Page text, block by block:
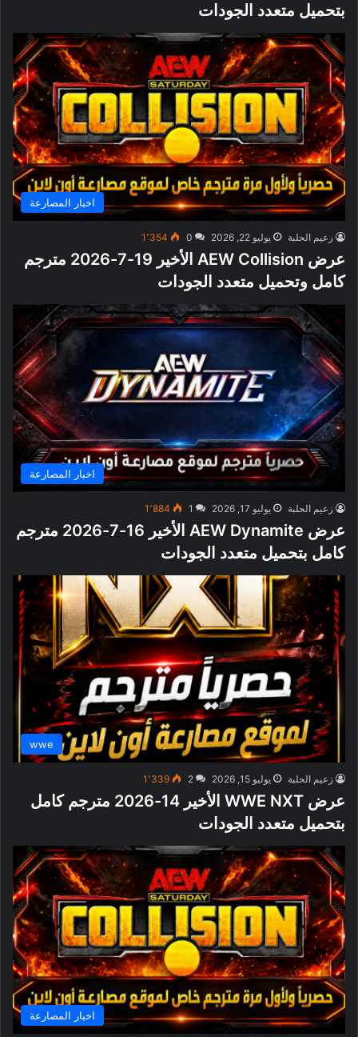
بتحميل متعدد الجودات
اخبار المصارعة
زعيم الحلبة يوليو 22, 2026 0 1٬354
عرض AEW Collision الأخير 19-7-2026 مترجم
كامل وتحميل متعدد الجودات
اخبار المصارعة
زعيم الحلبة يوليو 17, 2026 1 1٬884
عرض AEW Dynamite الأخير 16-7-2026 مترجم
كامل بتحميل متعدد الجودات
wwe
زعيم الحلبة يوليو 15, 2026 2 1٬339
عرض WWE NXT الأخير 14-2026 مترجم كامل
بتحميل متعدد الجودات
اخبار المصارعة